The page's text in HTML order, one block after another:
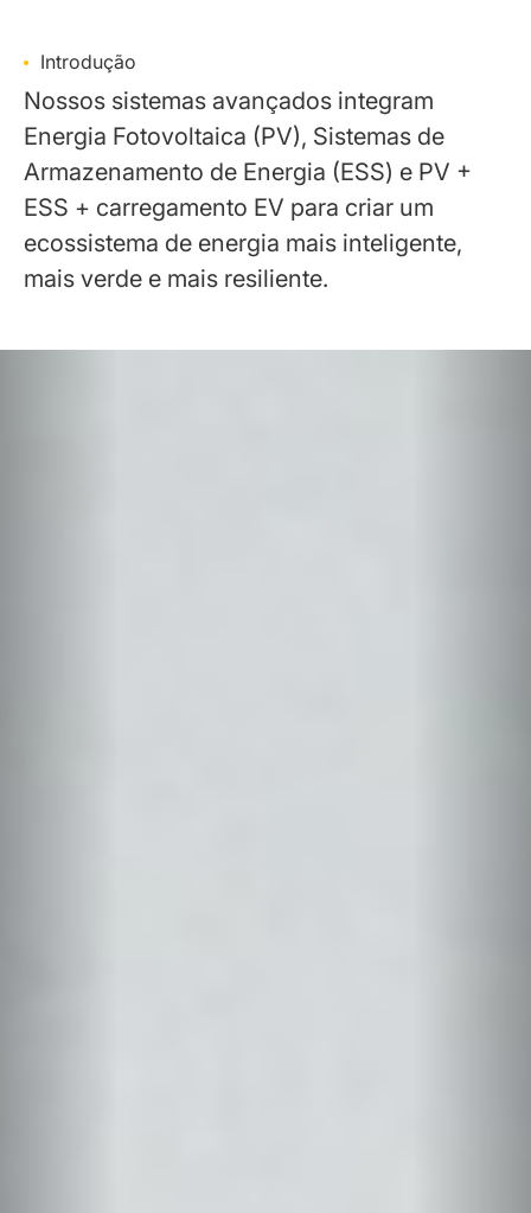
Introdução
Nossos sistemas avançados integram
Energia Fotovoltaica (PV), Sistemas de
Armazenamento de Energia (ESS) e PV +
ESS + carregamento EV para criar um
ecossistema de energia mais inteligente,
mais verde e mais resiliente.